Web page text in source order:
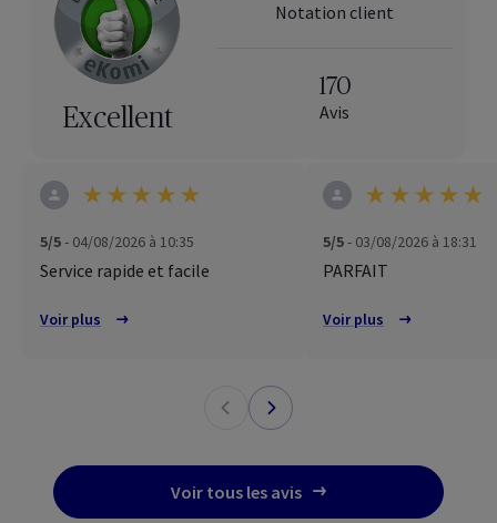
Excellent
Notation client
170
Avis
5 étoiles
5/5- 04/08/2026 à 10:35
Service rapide et facile
Voir plus
5 étoiles
5/5- 03/08/2026 à 18:31
PARFAIT
Voir plus
Voir tous les avis